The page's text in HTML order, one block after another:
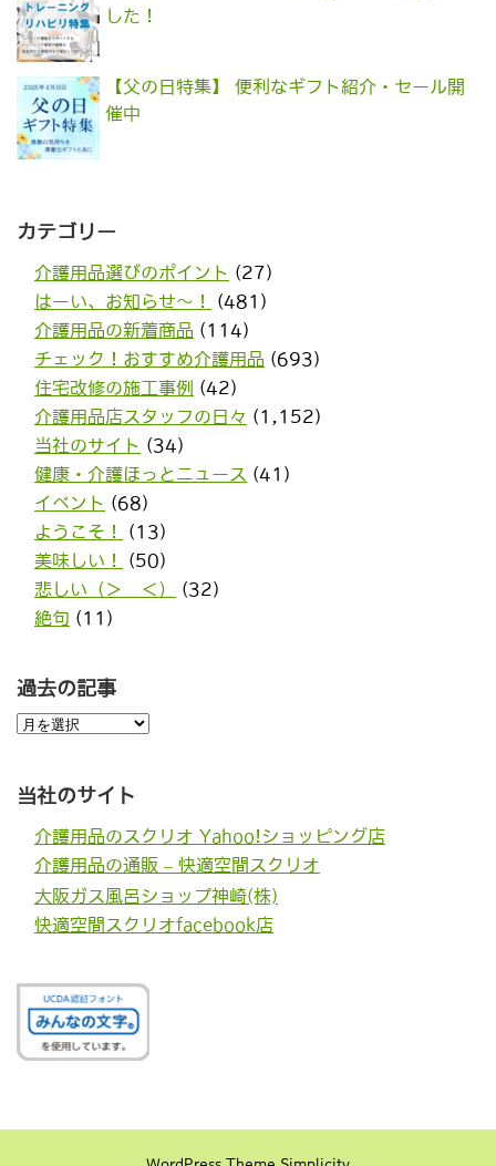
した！
【父の日特集】 便利なギフト紹介・セール開
催中
カテゴリー
介護用品選びのポイント (27)
はーい、お知らせ〜！
(481)
介護用品の新着商品 (114)
チェック！おすすめ介護用品 (693)
住宅改修の施工事例
(42)
介護用品店スタッフの日々 (1,152)
当社のサイト (34)
健康・介護ほっとニュース (41)
イベント (68)
ようこそ！
(13)
美味しい！
(50)
悲しい（＞＿＜）
(32)
絶句 (11)
過去の記事
過
去
事
当社のサイト
介護用品のスクリオ Yahoo!ショッピング店
介護用品の通販 – 快適空間スクリオ
大阪ガス風呂ショップ神崎(株)
快適空間スクリオfacebook店